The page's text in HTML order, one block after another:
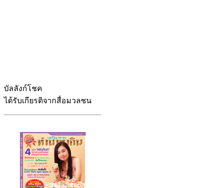
บัลลังก์โชค
ได้รับเกียรติจากสื่อมวลชน